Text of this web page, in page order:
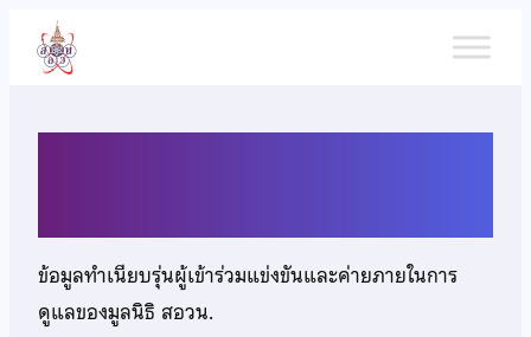
เนื้อหา
ข้อมูลทำเนียบรุ่นผู้เข้าร่วมแข่งขันและค่ายภายในการ
ดูแลของมูลนิธิ สอวน.